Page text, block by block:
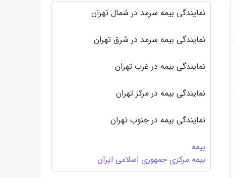
نمایندگی بیمه سرمد در شمال تهران
نمایندگی بیمه سرمد در شرق تهران
نمایندگی بیمه در غرب تهران
نمایندگی بیمه در مرکز تهران
نمایندگی بیمه در جنوب تهران
بیمه
بیمه مرکزی جمهوری اسلامی ایران